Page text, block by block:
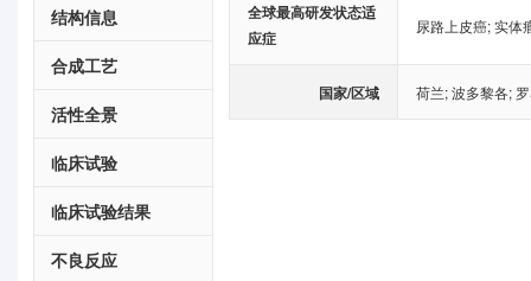
结构信息
合成工艺
活性全景
临床试验
临床试验结果
不良反应
全球最高研发状态适
应症
尿路上皮癌;实体
国家/区域 荷兰;波多黎各;